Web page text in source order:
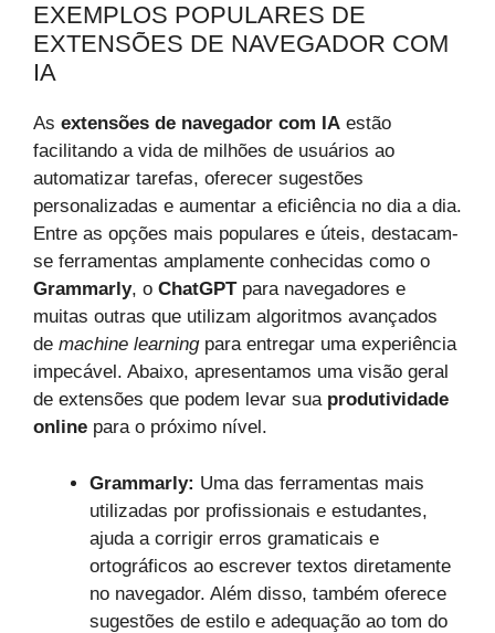
EXEMPLOS POPULARES DE
EXTENSÕES DE NAVEGADOR COM
IA
As extensões de navegador com IA estão
facilitando a vida de milhões de usuários ao
automatizar tarefas, oferecer sugestões
personalizadas e aumentar a eficiência no dia a dia.
Entre as opções mais populares e úteis, destacam-
se ferramentas amplamente conhecidas como o
Grammarly, o ChatGPTpara navegadores e
muitas outras que utilizam algoritmos avançados
de machine learningpara entregar uma experiência
impecável. Abaixo, apresentamos uma visão geral
de extensões que podem levar sua produtividade
online para o próximo nível.
Grammarly: Uma das ferramentas mais
utilizadas por profissionais e estudantes,
ajuda a corrigir erros gramaticais e
ortográficos ao escrever textos diretamente
no navegador. Além disso, também oferece
sugestões de estilo e adequação ao tom do